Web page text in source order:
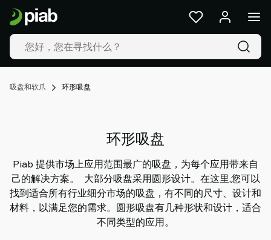
吸盘和软爪 环形吸盘
环形吸盘
Piab 提供市场上应用范围最广的吸盘，为每个应用带来自
己的解决方案。 大部分吸盘采用圆形设计。在这里,您可以
找到适合所有行业细分市场的吸盘，有不同的尺寸、设计和
材料，以满足您的需求。圆形吸盘有几种形状和设计，适合
不同类型的应用。
产
品
及
解
决
案
的
技
术
资